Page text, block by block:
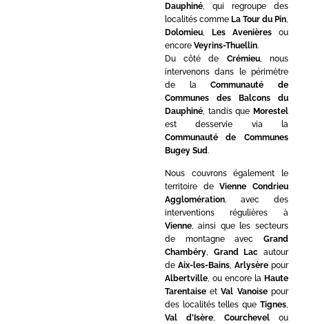
Dauphiné, qui regroupe des
localités comme La Tour du Pin
Dolomieu, Les Avenièresou
encore Veyrins-Thuellin.
Du côté de Crémieu, nous
intervenons dans le périmètre
de laCommunauté de
Communes des Balcons du
Dauphiné, tandis que Morestel
est desservie via la
Communauté de Communes
Bugey Sud.
Nous couvrons également le
territoire deVienne Condrieu
Agglomération, avec des
interventions régulières à
Vienne, ainsi que les secteurs
de montagne avec Grand
Chambéry, Grand Lac autour
de Aix-les-Bains, Arlysèrepour
Albertville, ou encore la Haute
TarentaiseetVal Vanoisepour
des localités telles que Tignes,
Val d’Isère, Courchevelou